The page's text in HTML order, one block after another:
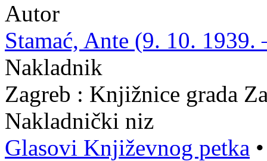
Autor
Stamać, Ante (9. 10. 1939.
Nakladnik
Zagreb : Knjižnice grada
Nakladnički niz
Glasovi Književnog petka